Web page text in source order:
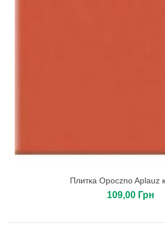
Плитка Opoczno Aplauz
109,00 Грн